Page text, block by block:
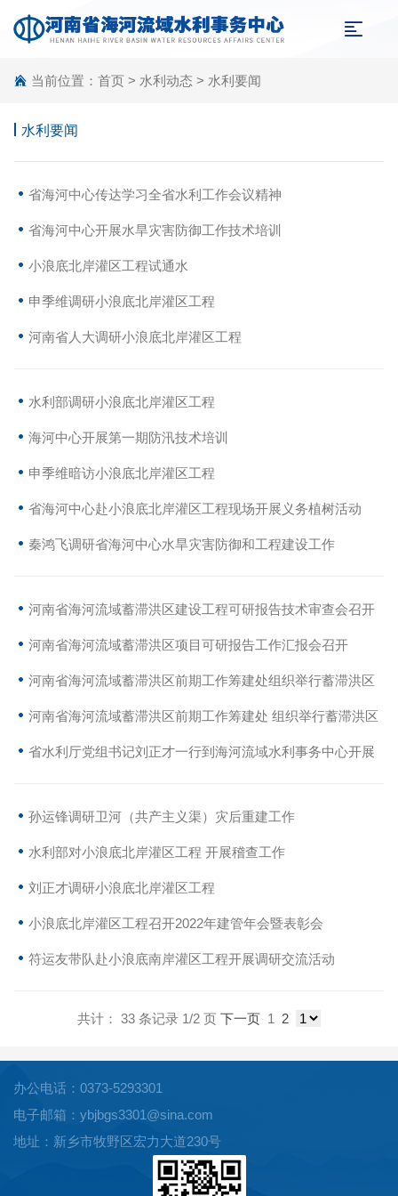
当前位置： 首页 > 水利动态 > 水利要闻
水利要闻
省海河中心传达学习全省水利工作会议精神
省海河中心开展水旱灾害防御工作技术培训
小浪底北岸灌区工程试通水
申季维调研小浪底北岸灌区工程
河南省人大调研小浪底北岸灌区工程
水利部调研小浪底北岸灌区工程
海河中心开展第一期防汛技术培训
申季维暗访小浪底北岸灌区工程
省海河中心赴小浪底北岸灌区工程现场开展义务植树活动
秦鸿飞调研省海河中心水旱灾害防御和工程建设工作
河南省海河流域蓄滞洪区建设工程可研报告技术审查会召开
河南省海河流域蓄滞洪区项目可研报告工作汇报会召开
河南省海河流域蓄滞洪区前期工作筹建处组织举行蓄滞洪区
项目环评标矿产压覆标合同签约会
河南省海河流域蓄滞洪区前期工作筹建处 组织举行蓄滞洪区
项目勘察设计合同签约会
省水利厅党组书记刘正才一行到海河流域水利事务中心开展
孙运锋调研卫河（共产主义渠）灾后重建工作
水利部对小浪底北岸灌区工程 开展稽查工作
刘正才调研小浪底北岸灌区工程
小浪底北岸灌区工程召开2022年建管年会暨表彰会
符运友带队赴小浪底南岸灌区工程开展调研交流活动
共计： 33 条记录 1/2 页 下一页 1 2
办公电话：0373-5293301
电子邮箱：ybjbgs3301@sina.com
地址：新乡市牧野区宏力大道230号